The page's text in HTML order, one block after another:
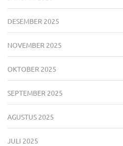
DESEMBER 2025
NOVEMBER 2025
OKTOBER 2025
SEPTEMBER 2025
AGUSTUS 2025
JULI 2025